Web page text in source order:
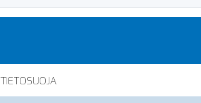
TIETOSUOJA